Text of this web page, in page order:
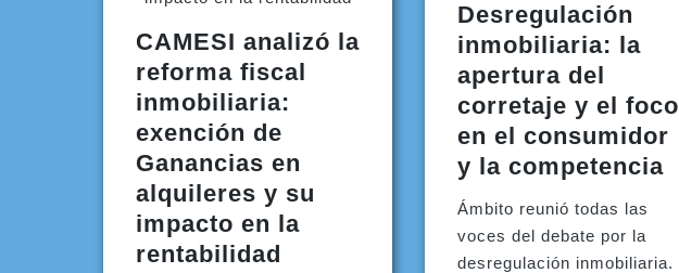
CAMESI analizó la
reforma fiscal
inmobiliaria:
exención de
Ganancias en
alquileres y su
impacto en la
rentabilidad
Desregulación
inmobiliaria: la
apertura del
corretaje y el foco
en el consumidor
y la competencia
Ámbito reunió todas las
voces del debate por la
desregulación inmobiliaria.